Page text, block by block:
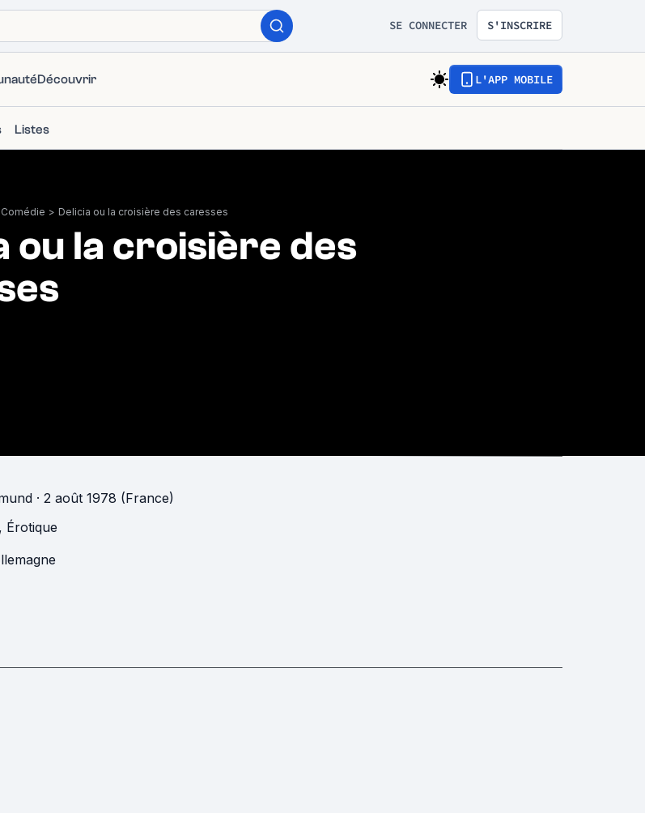
SE CONNECTER S'INSCRIRE
Découvrir L'APP MOBILE
Listes
Comédie > Delicia ou la croisière des caresses
ou la croisière des
· 2 août 1978 (France)
, Érotique